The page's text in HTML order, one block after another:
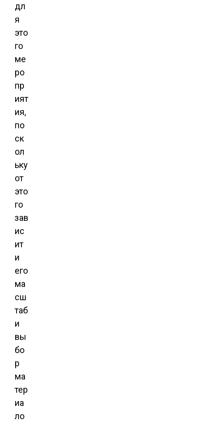
дл
я
это
го
ме
ро
пр
ият
ия,
по
ск
ол
ьку
от
это
го
зав
ис
ит
и
его
ма
сш
таб
и
вы
бо
р
ма
тер
иа
ло